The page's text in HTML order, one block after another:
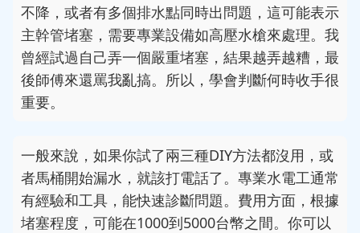
不降，或者有多個排水點同時出問題，這可能表示
主幹管堵塞，需要專業設備如高壓水槍來處理。我
曾經試過自己弄一個嚴重堵塞，結果越弄越糟，最
後師傅來還罵我亂搞。所以，學會判斷何時收手很
重要。
一般來說，如果你試了兩三種DIY方法都沒用，或
者馬桶開始漏水，就該打電話了。專業水電工通常
有經驗和工具，能快速診斷問題。費用方面，根據
堵塞程度，可能在1000到5000台幣之間。你可以